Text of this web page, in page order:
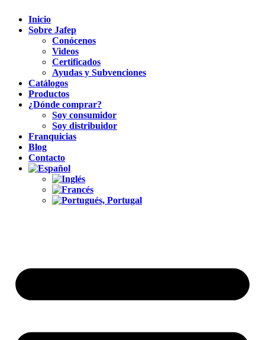
Inicio
Sobre Jafep
Conócenos
Videos
Certificados
Ayudas y Subvenciones
Catálogos
Productos
¿Dónde comprar?
Soy consumidor
Soy distribuidor
Franquicias
Blog
Contacto